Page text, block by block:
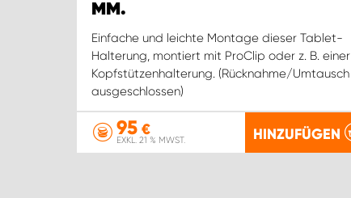
MM.
Einfache und leichte Montage dieser Tablet-
Halterung, montiert mit ProClip oder z. B. einer
Kopfstützenhalterung. (Rücknahme/Umtausch
ausgeschlossen)
95 €
EXKL. 21 % MWST. HINZUFÜGEN